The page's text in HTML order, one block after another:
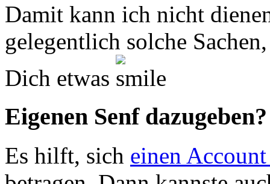
Damit kann ich nicht
gelegentlich solche
Dich etwas
Eigenen Senf dazugeben?
Es hilft, sich einen